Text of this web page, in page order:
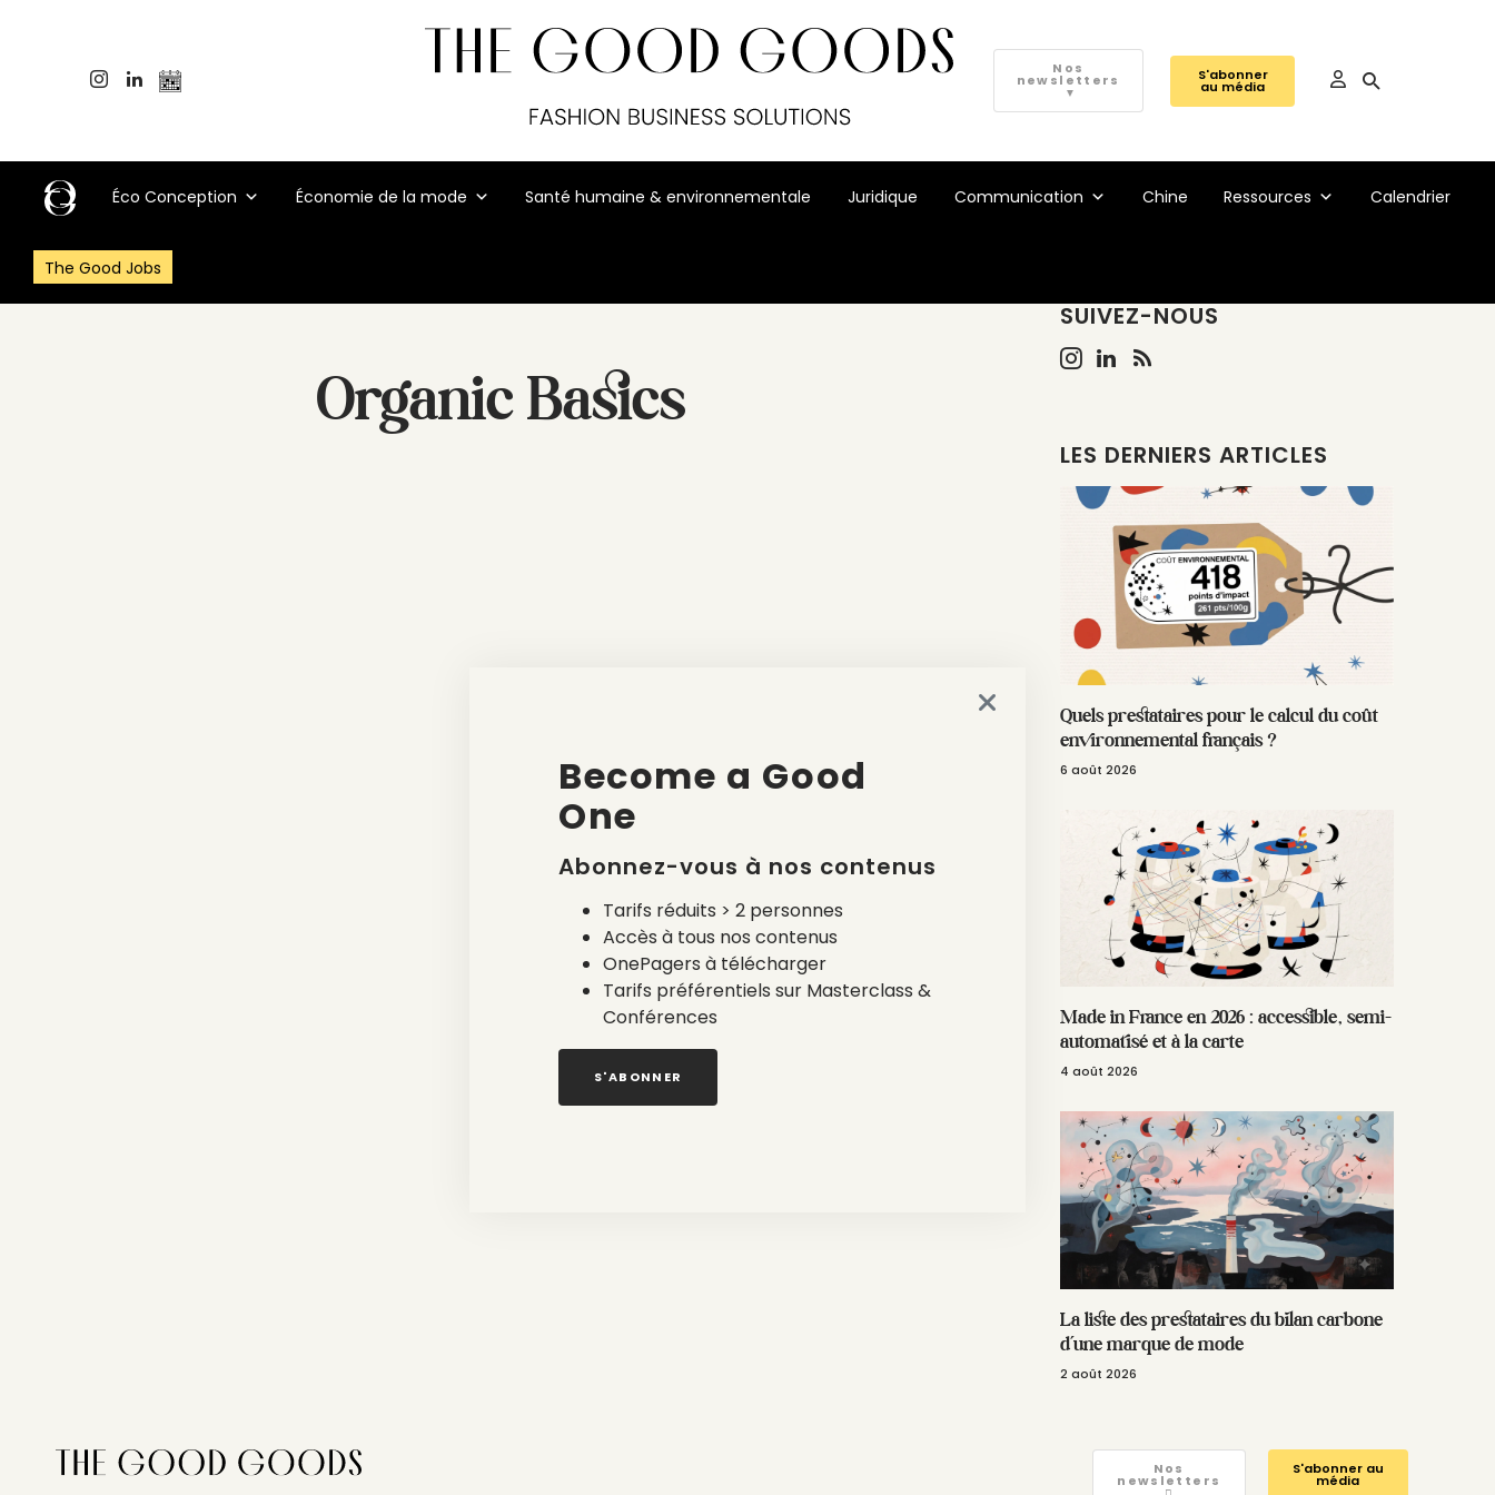
Nos
newsletters
▼
S'abonner
au média
Éco Conception Économie de la mode Santé humaine & environnementale Juridique Communication Chine Ressources Calendrier
The Good Jobs
Organic Basics
SUIVEZ-NOUS
LES DERNIERS ARTICLES
Quels prestataires pour le calcul du coût
environnemental français ?
6 août 2026
Made in France en 2026 : accessible, semi-
automatisé et à la carte
4 août 2026
La liste des prestataires du bilan carbone
d’une marque de mode
2 août 2026
Nos
newsletters
S'abonner au
média
Become a Good
One
Abonnez-vous à nos contenus
Tarifs réduits > 2 personnes
Accès à tous nos contenus
OnePagers à télécharger
Tarifs préférentiels sur Masterclass &
Conférences
S'ABONNER